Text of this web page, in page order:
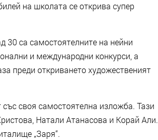
на школата се открива супер
30 са самостоятелните на нейни
и международни конкурси, а
преди откриването художественият
своя самостоятелна изложба. Тази
Натали Атанасова и Корай Али.
„Заря“.